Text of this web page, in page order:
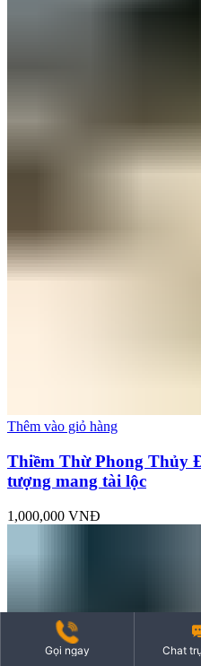
Thêm vào giỏ hàng
Thiềm Thừ Phong Thủy
tượng mang tài lộc
1,000,000 VNĐ
Gọi ngay Chat